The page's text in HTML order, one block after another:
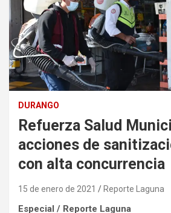
DURANGO
Refuerza Salud
acciones de
con alta concurrencia
15 de enero de 2021 Reporte Laguna
Especial / Reporte Laguna